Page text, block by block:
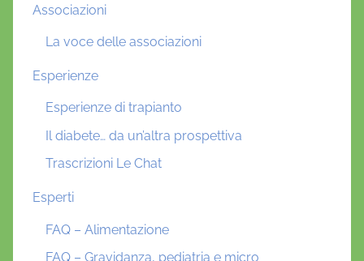
Associazioni
La voce delle associazioni
Esperienze
Esperienze di trapianto
Il diabete… da un’altra prospettiva
Trascrizioni Le Chat
Esperti
FAQ – Alimentazione
FAQ – Gravidanza, pediatria e micro